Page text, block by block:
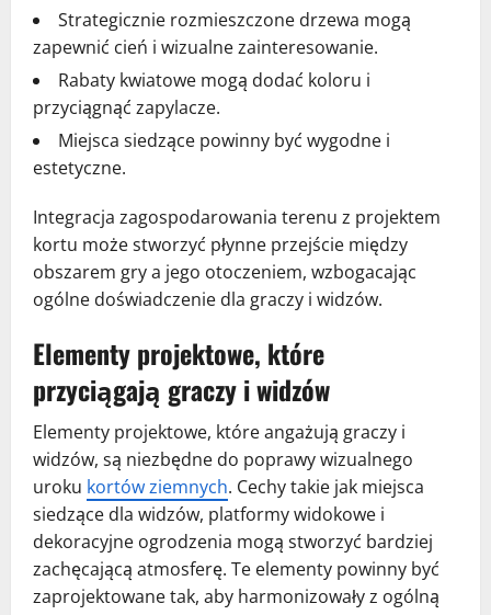
Strategicznie rozmieszczone drzewa mogą
zapewnić cień i wizualne zainteresowanie.
Rabaty kwiatowe mogą dodać koloru i
przyciągnąć zapylacze.
Miejsca siedzące powinny być wygodne i
estetyczne.
Integracja zagospodarowania terenu z projektem
kortu może stworzyć płynne przejście między
obszarem gry a jego otoczeniem, wzbogacając
ogólne doświadczenie dla graczy i widzów.
Elementy projektowe, które
przyciągają graczy i widzów
Elementy projektowe, które angażują graczy i
widzów, są niezbędne do poprawy wizualnego
uroku kortów ziemnych. Cechy takie jak miejsca
siedzące dla widzów, platformy widokowe i
dekoracyjne ogrodzenia mogą stworzyć bardziej
zachęcającą atmosferę. Te elementy powinny być
zaprojektowane tak, aby harmonizowały z ogólną